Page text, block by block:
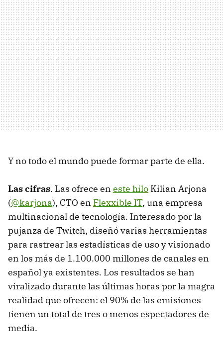
Y no todo el mundo puede formar parte de ella.
Las cifras. Las ofrece en este hilo Kilian Arjona
(@karjona), CTO en Flexxible IT, una empresa
multinacional de tecnología. Interesado por la
pujanza de Twitch, diseñó varias herramientas
para rastrear las estadísticas de uso y visionado
en los más de 1.100.000 millones de canales en
español ya existentes. Los resultados se han
viralizado durante las últimas horas por la magra
realidad que ofrecen: el 90% de las emisiones
tienen un total de tres o menos espectadores de
media.